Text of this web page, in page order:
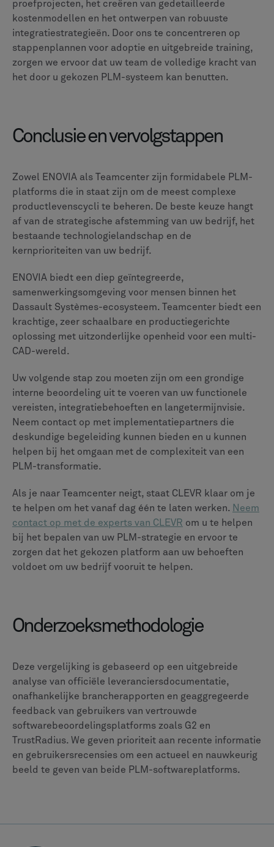
CLEVR realiseert grootschalige digitale transformatie door
Siemens Mendix- en Altair-oplossingen te implementeren voor
sectoren zoals productie, retail, energie en meer. We maken
gebruik van PLM-, PCM-, MOM/MES-, low-code- en AI-
technologieën voor productieoptimalisatie en automatisering
van bedrijfsprocessen, terwijl we zorgen voor naadloze integratie
met andere kernsystemen zoals SAP, IBM en Salesforce. CLEVR
markteisen te voldoen.
FAQ
Can't find the answer to your question? Just
get in
touch
1Wat is het belangrijkste verschil tussen ENOVIA
en Teamcenter?
2Welke PLM is beter voor een bedrijf met een
diverse set CAD-tools?
Zijn cloudversies zoals Teamcenter X even
krachtig als oplossingen op locatie?
SHARE